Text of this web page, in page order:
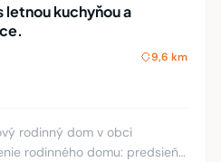
letnou kuchyňou a
9,6 km
rodinný dom v obci